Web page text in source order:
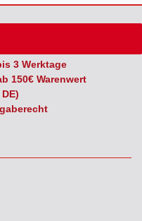
3 Werktage
150€ Warenwert